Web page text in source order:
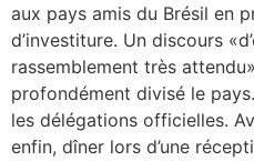
aux pays amis du Brésil en
d’investiture. Un discours
rassemblement très
profondément divisé le
les délégations officielles.
enfin, dîner lors d’une